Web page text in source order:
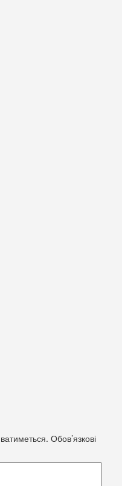
Обов’язкові